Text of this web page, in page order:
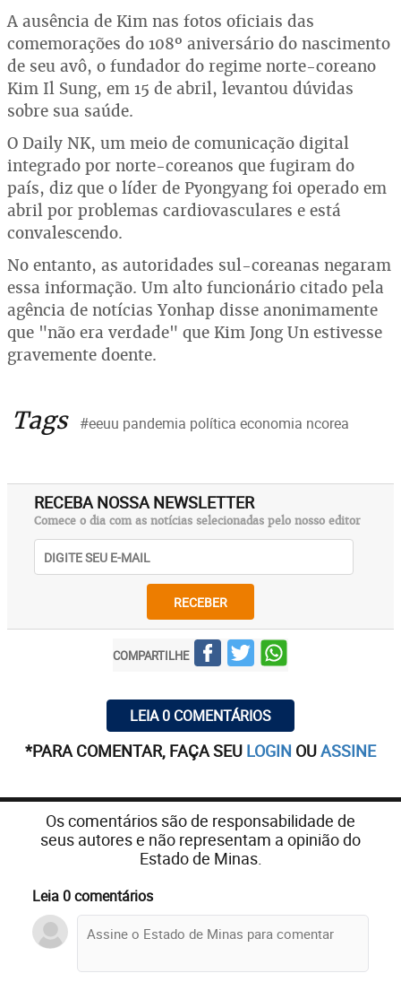
A ausência de Kim nas fotos oficiais das
comemorações do 108º aniversário do nascimento
de seu avô, o fundador do regime norte-coreano
Kim Il Sung, em 15 de abril, levantou dúvidas
sobre sua saúde.
O Daily NK, um meio de comunicação digital
integrado por norte-coreanos que fugiram do
país, diz que o líder de Pyongyang foi operado em
abril por problemas cardiovasculares e está
convalescendo.
No entanto, as autoridades sul-coreanas negaram
essa informação. Um alto funcionário citado pela
agência de notícias Yonhap disse anonimamente
que "não era verdade" que Kim Jong Un estivesse
gravemente doente.
Tags #eeuu pandemia política economia ncorea
RECEBA NOSSA NEWSLETTER
Comece o dia com as notícias selecionadas pelo nosso editor
RECEBER
COMPARTILHE
LEIA 0 COMENTÁRIOS
*PARA COMENTAR, FAÇA SEU LOGIN OUASSINE
Os comentários são de responsabilidade de
seus autores e não representam a opinião do
Estado de Minas.
Leia 0 comentários